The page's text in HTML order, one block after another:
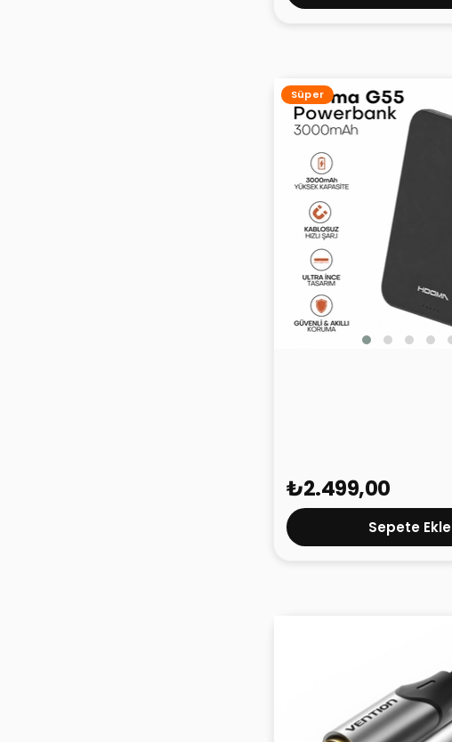
₺2.499,00
Sepete Ekle
Süper